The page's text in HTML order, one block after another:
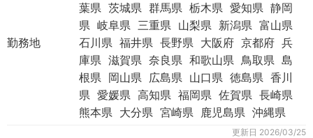
勤務地
葉県 茨城県 群馬県 栃木県 愛知県 静岡
県 岐阜県 三重県 山梨県 新潟県 富山県
石川県 福井県 長野県 大阪府 京都府 兵
庫県 滋賀県 奈良県 和歌山県 鳥取県 島
根県 岡山県 広島県 山口県 徳島県 香川
県 愛媛県 高知県 福岡県 佐賀県 長崎県
熊本県 大分県 宮崎県 鹿児島県 沖縄県
更新日 2026/03/25